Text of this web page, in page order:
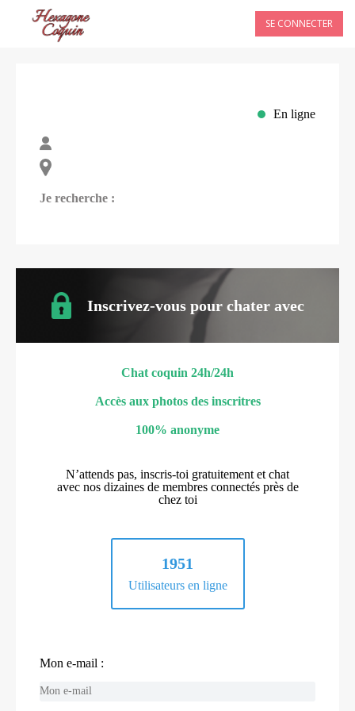
SE CONNECTER
En ligne
Je recherche :
Inscrivez-vous pour chater avec
Chat coquin 24h/24h
Accès aux photos des inscritres
100% anonyme
N’attends pas, inscris-toi gratuitement et chat
avec nos dizaines de membres connectés près de
chez toi
1951
Utilisateurs en ligne
Mon e-mail :